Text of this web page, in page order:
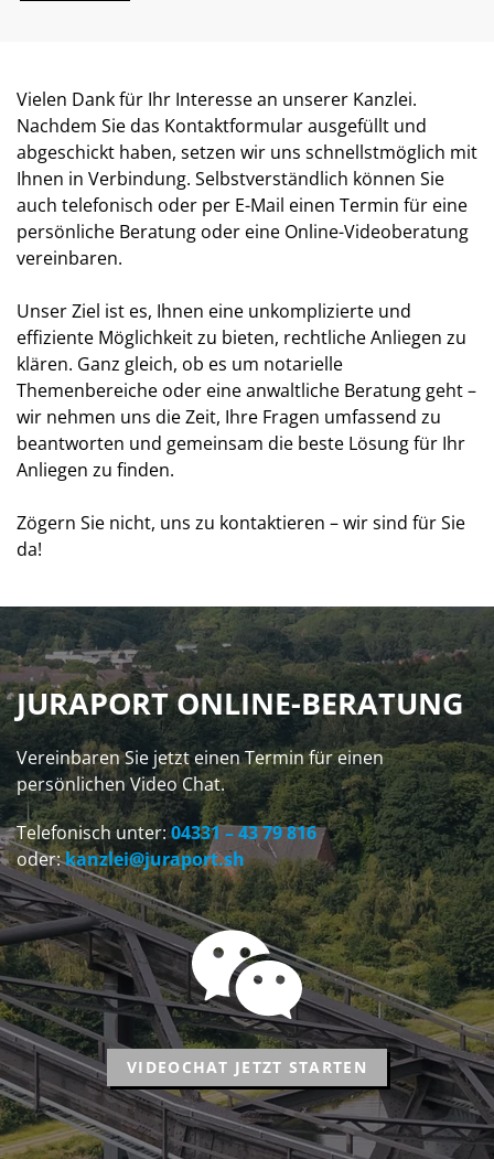
Vielen Dank für Ihr Interesse an unserer Kanzlei.
Nachdem Sie das Kontaktformular ausgefüllt und
abgeschickt haben, setzen wir uns schnellstmöglich mit
Ihnen in Verbindung. Selbstverständlich können Sie
auch telefonisch oder per E-Mail einen Termin für eine
persönliche Beratung oder eine Online-Videoberatung
vereinbaren.
Unser Ziel ist es, Ihnen eine unkomplizierte und
effiziente Möglichkeit zu bieten, rechtliche Anliegen zu
klären. Ganz gleich, ob es um notarielle
Themenbereiche oder eine anwaltliche Beratung geht –
wir nehmen uns die Zeit, Ihre Fragen umfassend zu
beantworten und gemeinsam die beste Lösung für Ihr
Anliegen zu finden.
Zögern Sie nicht, uns zu kontaktieren – wir sind für Sie
da!
JURAPORT ONLINE-BERATUNG
Vereinbaren Sie jetzt einen Termin für einen
persönlichen Video Chat.
Telefonisch unter: 04331 – 43 79 816
oder:kanzlei@juraport.sh
VIDEOCHAT JETZT STARTEN